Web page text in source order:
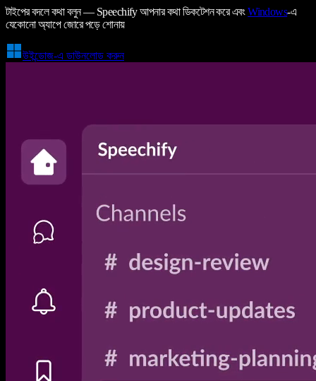
টাইপের বদলে কথা বলুন — Speechify আপনার কথা ডিকটেশন করে এবংWindows-এ
যেকোনো অ্যাপে জোরে পড়ে শোনায়
উইন্ডোজ-এ ডাউনলোড করুন